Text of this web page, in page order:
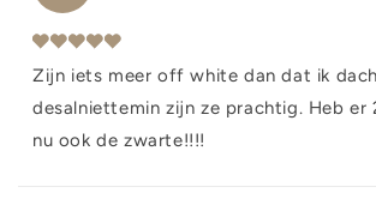
Zijn iets meer off white dan dat ik
desalniettemin zijn ze prachtig. Heb er
nu ook de zwarte!!!!